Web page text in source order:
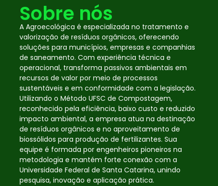
Sobre nós
A Agroecológica é especializada no tratamento e
valorização de resíduos orgânicos, oferecendo
soluções para municípios, empresas e companhias
de saneamento. Com experiência técnica e
operacional, transforma passivos ambientais em
recursos de valor por meio de processos
sustentáveis e em conformidade com a legislação.
Utilizando o Método UFSC de Compostagem,
reconhecido pela eficiência, baixo custo e reduzido
impacto ambiental, a empresa atua na destinação
de resíduos orgânicos e no aproveitamento de
biossólidos para produção de fertilizantes. Sua
equipe é formada por engenheiros pioneiros na
metodologia e mantém forte conexão com a
Universidade Federal de Santa Catarina, unindo
pesquisa, inovação e aplicação prática.